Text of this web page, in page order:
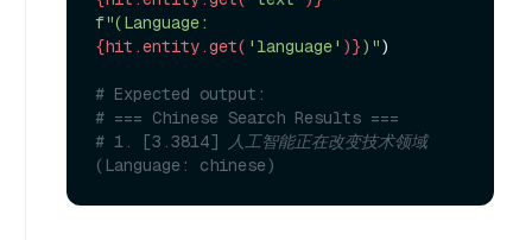
{hit.entity.get( 'language' )})")
# Expected output:
# === Chinese Search Results ===
# 1. [3.3814] 人工智能正在改变技术领域
(Language: chinese)